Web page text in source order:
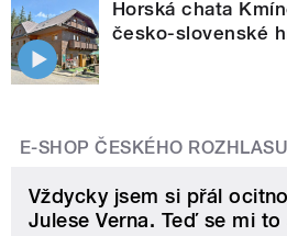
Horská chata
česko-slovenské
E-SHOP ČESKÉHO ROZHLASU
Vždycky jsem si přál
Julese Verna. Teď se mi to